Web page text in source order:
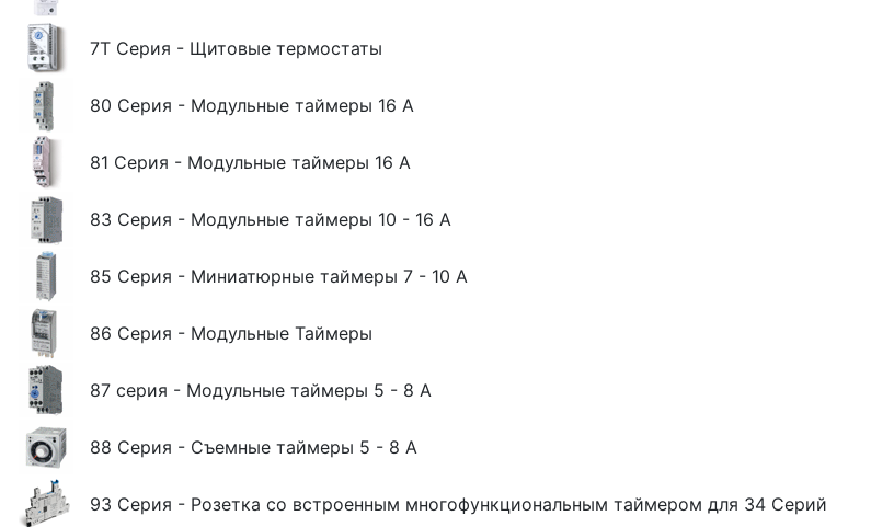
7T Серия - Щитовые термостаты
80 Серия - Модульные таймеры 16 A
81 Серия - Модульные таймеры 16 A
83 Серия - Модульные таймеры 10 - 16 A
85 Серия - Миниатюрные таймеры 7 - 10 А
86 Серия - Модульные Таймеры
87 серия - Модульные таймеры 5 - 8 А
88 Серия - Съемные таймеры 5 - 8 А
93 Серия - Розетка со встроенным многофункциональным таймером для 34 Серий